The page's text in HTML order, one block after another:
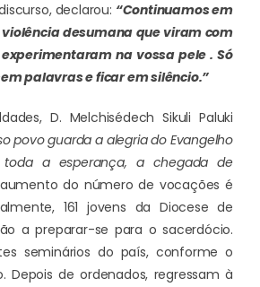
declarou: “Continuamos em
desumana que viram com
na vossa pele . Só
palavras e ficar em silêncio.”
D. Melchisédech Sikuli Paluki
povo guarda a alegria do Evangelho
a esperança, a chegada de
do número de vocações é
161 jovens da Diocese de
a preparar-se para o sacerdócio.
seminários do país, conforme o
Depois de ordenados, regressam à